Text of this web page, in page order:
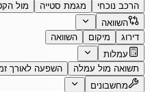
הרכב נוכחי
מגמת סטייה
מול
השוואה
דירוג
מיקום
השוואה
עמלות
תשואה מול עמלה
השפעה לאורך
מחשבונים